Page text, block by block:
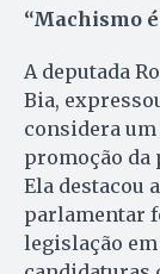
“Machismo
A deputada
Bia,
considera
promoção
Ela destacou
parlamentar
legislação